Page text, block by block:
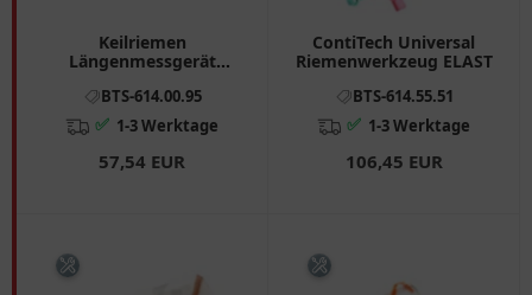
Keilriemen
Längenmessgerät
BTS-614.00.95
✅ 1-3 Werktage
57,54 EUR
ContiTech Universal
Riemenwerkzeug ELAST
BTS-614.55.51
✅ 1-3 Werktage
106,45 EUR